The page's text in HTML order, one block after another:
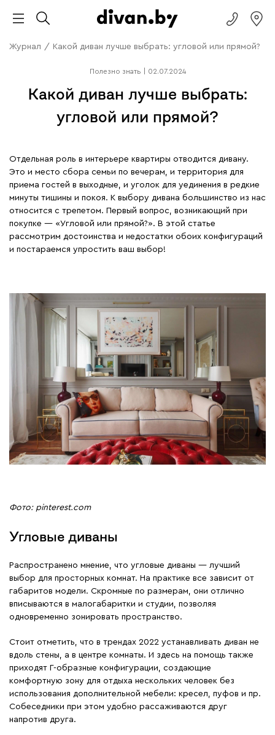
Журнал / Какой диван лучше выбрать: угловой или прямой?
Полезно знать 02.07.2024
Какой диван лучше выбрать:
угловой или прямой?
Отдельная роль в интерьере квартиры отводится дивану.
Это и место сбора семьи по вечерам, и территория для
приема гостей в выходные, и уголок для уединения в редкие
минуты тишины и покоя. К выбору дивана большинство из нас
относится с трепетом. Первый вопрос, возникающий при
покупке — «Угловой или прямой?». В этой статье
рассмотрим достоинства и недостатки обоих конфигураций
и постараемся упростить ваш выбор!
Фото: pinterest.com
Угловые диваны
Распространено мнение, что угловые диваны — лучший
выбор для просторных комнат. На практике все зависит от
габаритов модели. Скромные по размерам, они отлично
вписываются в малогабаритки и студии, позволяя
одновременно зонировать пространство.
Стоит отметить, что в трендах 2022 устанавливать диван не
вдоль стены, а в центре комнаты. И здесь на помощь также
приходят Г-образные конфигурации, создающие
комфортную зону для отдыха нескольких человек без
использования дополнительной мебели: кресел, пуфов и пр.
Собеседники при этом удобно рассаживаются друг
напротив друга.